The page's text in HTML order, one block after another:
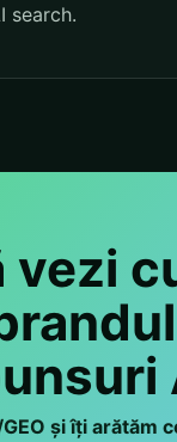
search.
vezi
și îți arătăm